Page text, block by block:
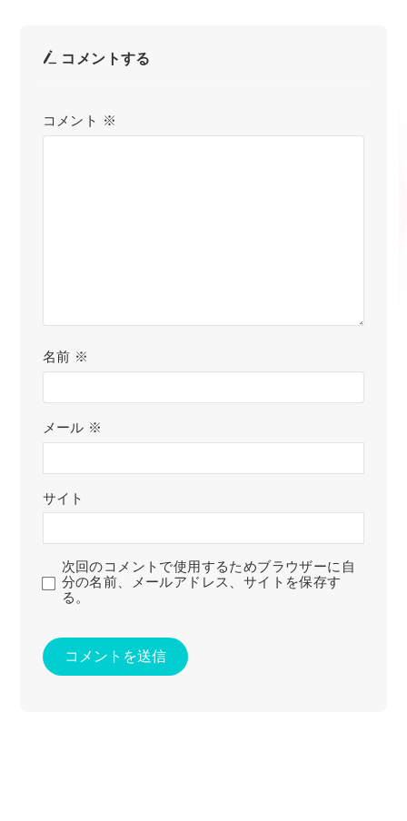
コメントする
コメント ※
名前 ※
メール ※
サイト
次回のコメントで使用するためブラウザーに自
分の名前、メールアドレス、サイトを保存す
る。